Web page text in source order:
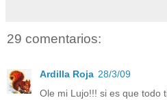
29 comentarios:
Ardilla Roja 28/3/09
Ole mi Lujo!!! si es que todo